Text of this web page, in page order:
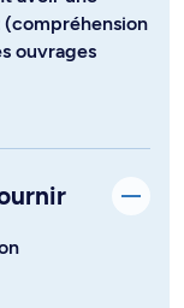
(compréhension
ouvrages